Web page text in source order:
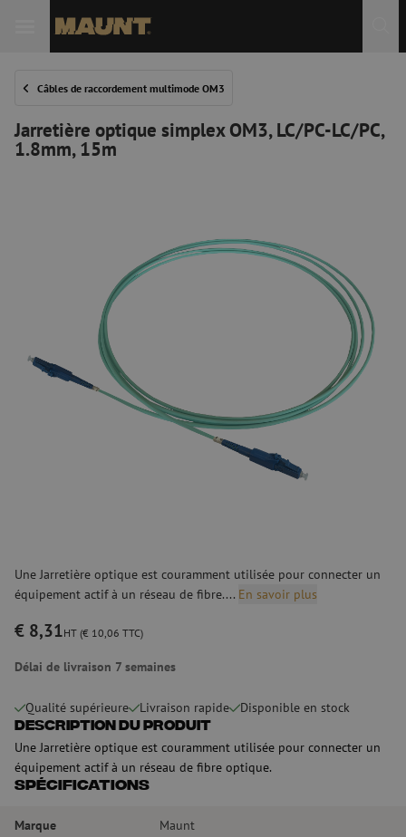
Câbles de raccordement multimode OM3
Jarretière optique simplex OM3, LC/PC-LC/PC,
1.8mm, 15m
Une Jarretière optique est couramment utilisée pour connecter un
équipement actif à un réseau de fibre.... En savoir plus
€ 8,31HT (€ 10,06 TTC)
Délai de livraison 7 semaines
Qualité supérieure Livraison rapide Disponible en stock
Description du produit
Une Jarretière optique est couramment utilisée pour connecter un
équipement actif à un réseau de fibre optique.
Spécifications
Marque Maunt